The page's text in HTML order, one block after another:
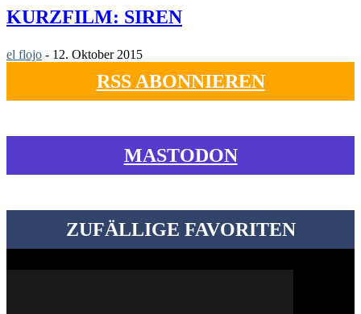
KURZFILM: SIREN
el flojo - 12. Oktober 2015
RSS ABONNIEREN
MASTODON
ZUFÄLLIGE FAVORITEN